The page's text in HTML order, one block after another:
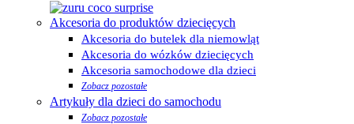
Akcesoria do produktów dziecięcych
Akcesoria do butelek dla niemowląt
Akcesoria do wózków dziecięcych
Akcesoria samochodowe dla dzieci
Zobacz pozostałe
Artykuły dla dzieci do samochodu
Zobacz pozostałe